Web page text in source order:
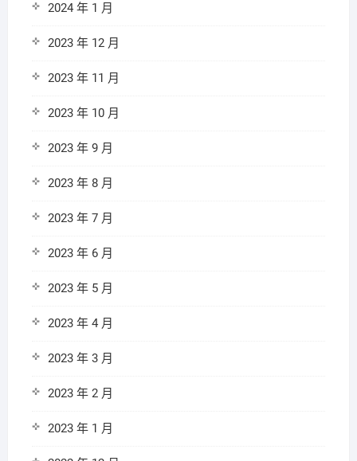
2024 年 1 月
2023 年 12 月
2023 年 11 月
2023 年 10 月
2023 年 9 月
2023 年 8 月
2023 年 7 月
2023 年 6 月
2023 年 5 月
2023 年 4 月
2023 年 3 月
2023 年 2 月
2023 年 1 月